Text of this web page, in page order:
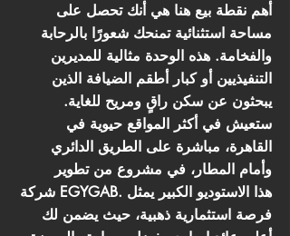
أهم نقطة بيع هنا هي أنك تحصل على
مساحة استثنائية تمنحك شعورًا بالرحابة
والفخامة. هذه الوحدة مثالية للمديرين
التنفيذيين أو كبار أطقم الضيافة الذين
يبحثون عن سكن راقٍ ومريح للغاية.
ستعيش في أكثر المواقع حيوية في
القاهرة، مباشرة على الطريق الدائري
وأمام المطار، في مشروع من تطوير
شركة EGYGAB. هذا الاستوديو الكبير يمثل
فرصة استثمارية ذهبية، حيث يضمن لك